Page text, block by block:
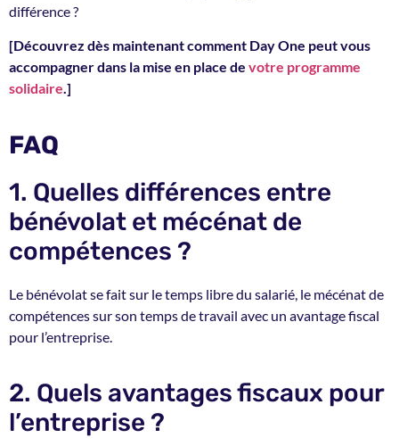
différence ?
[Découvrez dès maintenant comment Day One peut vous
accompagner dans la mise en place de votre programme
solidaire.]
FAQ
1. Quelles différences entre
bénévolat et mécénat de
compétences ?
Le bénévolat se fait sur le temps libre du salarié, le mécénat de
compétences sur son temps de travail avec un avantage fiscal
pour l’entreprise.
2. Quels avantages fiscaux pour
l’entreprise ?